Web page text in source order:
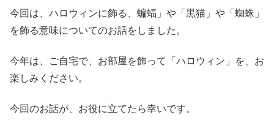
今回は、ハロウィンに飾る、蝙蝠」や「黒猫」や「蜘蛛」
を飾る意味についてのお話をしました。
今年は、ご自宅で、お部屋を飾って「ハロウィン」を、お
楽しみください。
今回のお話が、お役に立てたら幸いです。